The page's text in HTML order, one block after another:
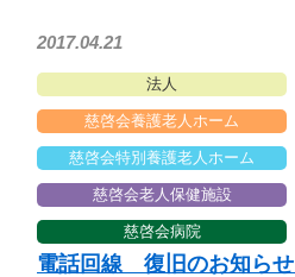
2017.04.21
法人
慈啓会養護老人ホーム
慈啓会特別養護老人ホーム
慈啓会老人保健施設
慈啓会病院
電話回線 復旧のお知ら